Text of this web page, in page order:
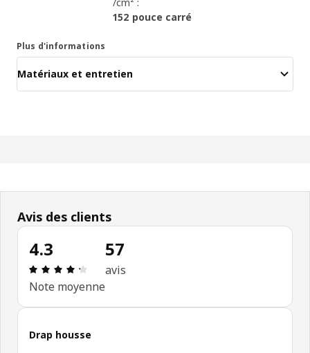
152 pouce carré
Plus d'informations
Matériaux et entretien
Avis des clients
4.3
Avis: 4.3 sur 5 étoiles. Nombre total d’avis: 57
Note moyenne
57
avis
Drap housse